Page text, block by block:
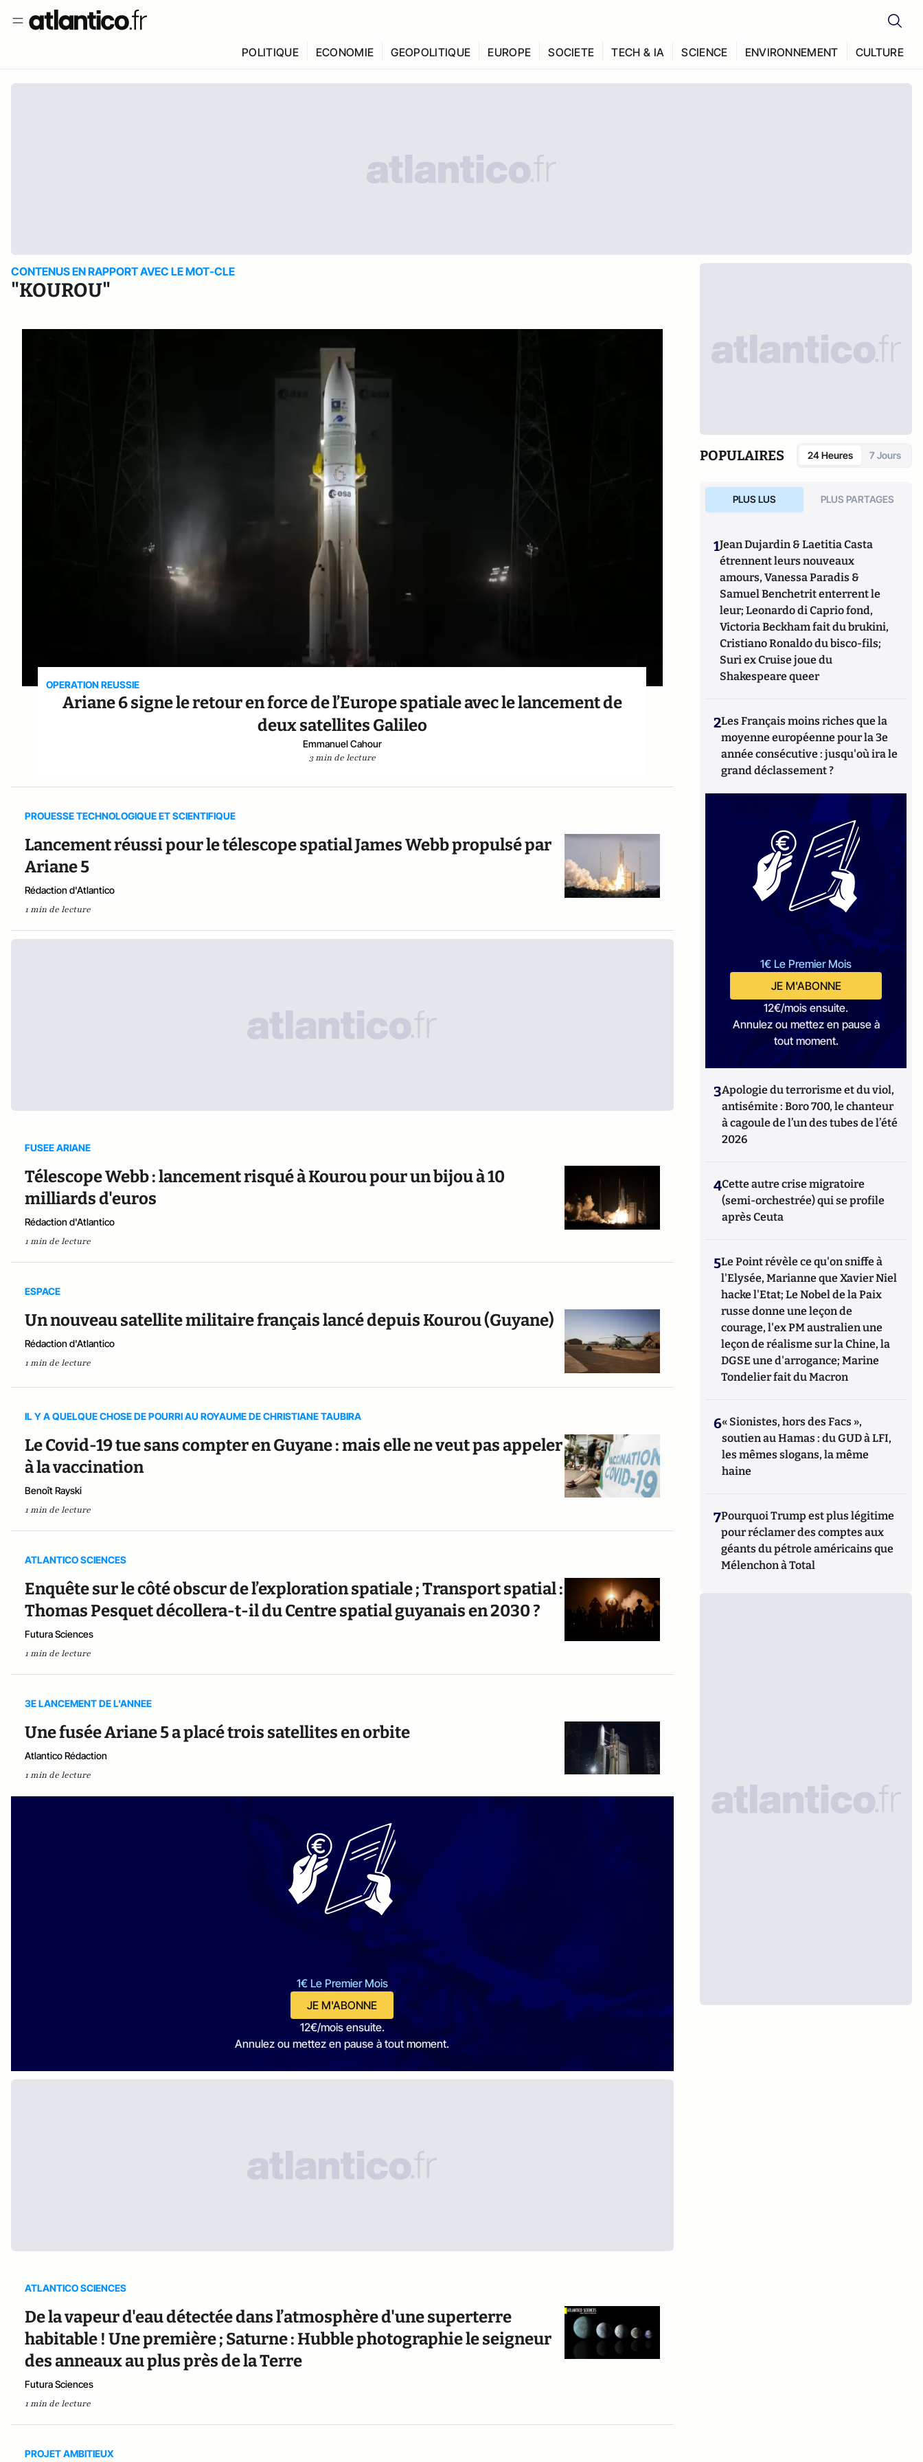
POLITIQUE ECONOMIE GEOPOLITIQUE EUROPE SOCIETE TECH & IA SCIENCE ENVIRONNEMENT CULTURE
CONTENUS EN RAPPORT AVEC LE MOT-CLE
"KOUROU"
OPERATION REUSSIE
Ariane 6 signe le retour en force de l’Europe spatiale avec le lancement de
deux satellites Galileo
Emmanuel Cahour
3 min de lecture
PROUESSE TECHNOLOGIQUE ET SCIENTIFIQUE
Lancement réussi pour le télescope spatial James Webb propulsé par
Ariane 5
Rédaction d'Atlantico
1 min de lecture
FUSEE ARIANE
Télescope Webb : lancement risqué à Kourou pour un bijou à 10
milliards d'euros
Rédaction d'Atlantico
1 min de lecture
ESPACE
Un nouveau satellite militaire français lancé depuis Kourou (Guyane)
Rédaction d'Atlantico
1 min de lecture
IL Y A QUELQUE CHOSE DE POURRI AU ROYAUME DE CHRISTIANE TAUBIRA
Le Covid-19 tue sans compter en Guyane : mais elle ne veut pas appeler
à la vaccination
Benoît Rayski
1 min de lecture
ATLANTICO SCIENCES
Enquête sur le côté obscur de l’exploration spatiale ; Transport spatial :
Thomas Pesquet décollera-t-il du Centre spatial guyanais en 2030 ?
Futura Sciences
1 min de lecture
3E LANCEMENT DE L'ANNEE
Une fusée Ariane 5 a placé trois satellites en orbite
Atlantico Rédaction
1 min de lecture
1€ Le Premier Mois
JE M'ABONNE
12€/mois ensuite.
Annulez ou mettez en pause à tout moment.
ATLANTICO SCIENCES
De la vapeur d'eau détectée dans l’atmosphère d'une superterre
habitable ! Une première ; Saturne : Hubble photographie le seigneur
des anneaux au plus près de la Terre
Futura Sciences
1 min de lecture
PROJET AMBITIEUX
POPULAIRES 24 Heures 7 Jours
PLUS LUS PLUS PARTAGES
1Jean Dujardin & Laetitia Casta
étrennent leurs nouveaux
amours, Vanessa Paradis &
Samuel Benchetrit enterrent le
leur; Leonardo di Caprio fond,
Victoria Beckham fait du brukini,
Cristiano Ronaldo du bisco-fils;
Suri ex Cruise joue du
Shakespeare queer
2Les Français moins riches que la
moyenne européenne pour la 3e
année consécutive : jusqu'où ira le
grand déclassement ?
1€ Le Premier Mois
JE M'ABONNE
12€/mois ensuite.
Annulez ou mettez en pause à
tout moment.
3Apologie du terrorisme et du viol,
antisémite : Boro 700, le chanteur
à cagoule de l’un des tubes de l’été
2026
4Cette autre crise migratoire
(semi-orchestrée) qui se profile
après Ceuta
5Le Point révèle ce qu'on sniffe à
l'Elysée, Marianne que Xavier Niel
hacke l'Etat; Le Nobel de la Paix
russe donne une leçon de
courage, l'ex PM australien une
leçon de réalisme sur la Chine, la
DGSE une d'arrogance; Marine
Tondelier fait du Macron
6« Sionistes, hors des Facs »,
soutien au Hamas : du GUD à LFI,
les mêmes slogans, la même
haine
7Pourquoi Trump est plus légitime
pour réclamer des comptes aux
géants du pétrole américains que
Mélenchon à Total